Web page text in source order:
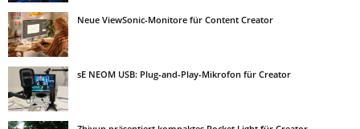
Neue ViewSonic-Monitore für Content Creator
sE NEOM USB: Plug-and-Play-Mikrofon für Creator